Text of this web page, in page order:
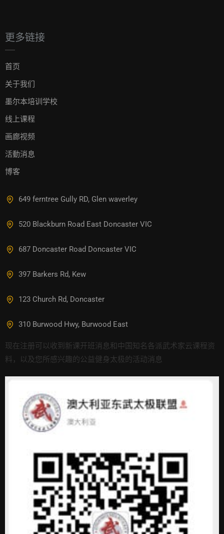
更多链接
首页
关于我们
墨尔本培训学校
线上课程
画廊视频
活動消息
博客
649 ferntree Gully RD, Glen waverley
520 Blackburn Road East Doncaster VIC
687 Doncaster Road Doncaster VIC
397 Barkers Rd, Kew
123 Church Rd, Doncaster
310 Burwood Hwy, Burwood East
现在注册可以收到新课开班消息和中国知名各派武术家云课程资
料，以及您所感兴趣的公益健身太极的活动消息